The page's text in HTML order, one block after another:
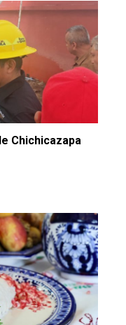
Chichicazapa